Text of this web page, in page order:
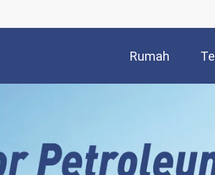
Rumah